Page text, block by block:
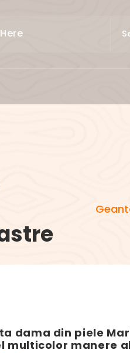
dama din piele
multicolor manere